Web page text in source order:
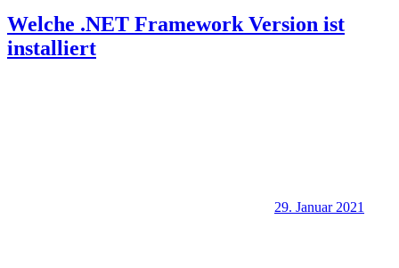
Welche .NET Framework Version ist
installiert
29. Januar 2021